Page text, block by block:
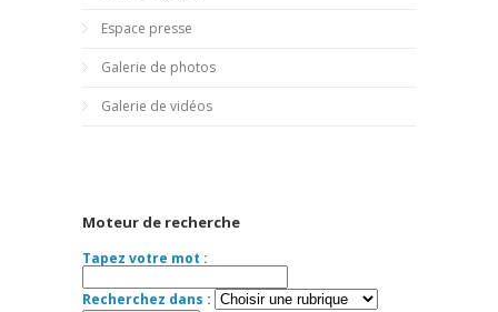
Espace presse
Galerie de photos
Galerie de vidéos
Moteur de recherche
Tapez votre mot :
Recherchez dans :